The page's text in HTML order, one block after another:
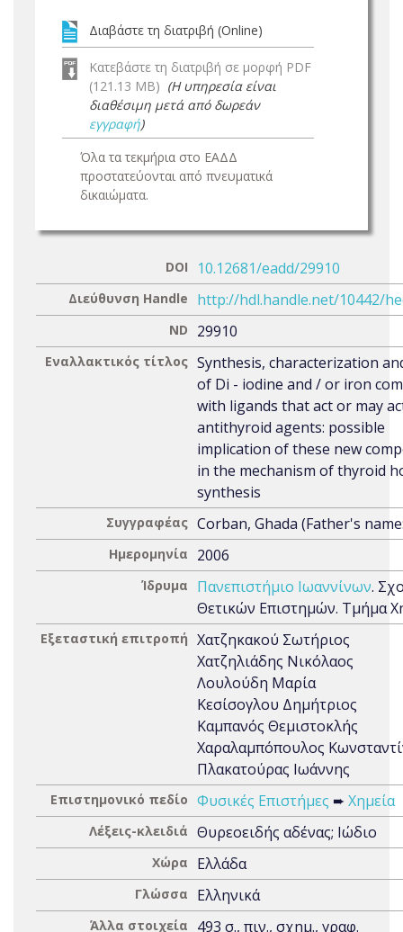
Διαβάστε τη διατριβή (Online)
Κατεβάστε τη διατριβή σε μορφή PDF
(121.13 MB) (Η υπηρεσία είναι
διαθέσιμη μετά από δωρεάν
εγγραφή)
Όλα τα τεκμήρια στο ΕΑΔΔ
προστατεύονται από πνευματικά
δικαιώματα.
DOI 10.12681/eadd/29910
Διεύθυνση Handle http://hdl.handle.net/10442/
ND 29910
Εναλλακτικός τίτλος Synthesis, characterization
of Di - iodine and / or iron
with ligands that act or may
antithyroid agents: possible
implication of these new
in the mechanism of thyroid
synthesis
Συγγραφέας Corban, Ghada (Father's
Ημερομηνία 2006
Ίδρυμα Πανεπιστήμιο Ιωαννίνων.
Θετικών Επιστημών. Τμήμα
Εξεταστική επιτροπή Χατζηκακού Σωτήριος
Χατζηλιάδης Νικόλαος
Λουλούδη Μαρία
Κεσίσογλου Δημήτριος
Καμπανός Θεμιστοκλής
Χαραλαμπόπουλος
Πλακατούρας Ιωάννης
Επιστημονικό πεδίο Φυσικές Επιστήμες ➨ Χημεία
Λέξεις-κλειδιά Θυρεοειδής αδένας; Ιώδιο
Χώρα Ελλάδα
Γλώσσα Ελληνικά
Άλλα στοιχεία 493 σ., πιν., σχημ., γραφ.